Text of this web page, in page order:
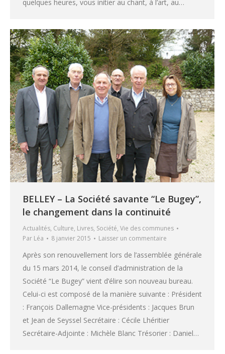
quelques heures, vous initier au chant, à l’art, au…
BELLEY – La Société savante “Le Bugey”,
le changement dans la continuité
Actualités, Culture, Livres, Société, Vie des communes
Par Léa 8 janvier 2015 Laisser un commentaire
Après son renouvellement lors de l’assemblée générale
du 15 mars 2014, le conseil d’administration de la
Société “Le Bugey” vient d’élire son nouveau bureau.
Celui-ci est composé de la manière suivante : Président
: François Dallemagne Vice-présidents : Jacques Brun
et Jean de Seyssel Secrétaire : Cécile Lhéritier
Secrétaire-Adjointe : Michèle Blanc Trésorier : Daniel…